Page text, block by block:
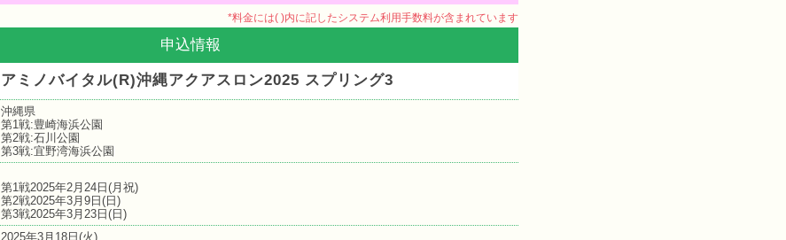
*料金には( )内に記したシステム利用手数料が含まれています
申込情報
アミノバイタル(R)沖縄アクアスロン2025 スプリング3
沖縄県
第1戦:豊崎海浜公園
第2戦:石川公園
第3戦:宜野湾海浜公園
第1戦2025年2月24日(月祝)
第2戦2025年3月9日(日)
第3戦2025年3月23日(日)
2025年3月18日(火)